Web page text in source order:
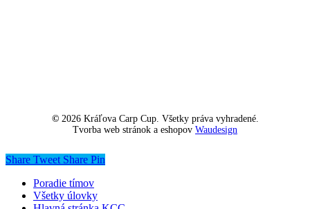
© 2026Kráľova Carp Cup. Všetky práva vyhradené.
Tvorba web stránok a eshopov Waudesign
Share Tweet Share Pin
Close
Menu
Poradie tímov
Všetky úlovky